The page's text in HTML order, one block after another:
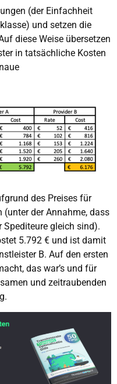
(der Einfachheit
und setzen die
diese Weise übersetzen
in tatsächliche Kosten
des Preises für
der Annahme, dass
Spediteure gleich sind).
5.792 € und ist damit
B. Auf den ersten
das war’s und für
und zeitraubenden